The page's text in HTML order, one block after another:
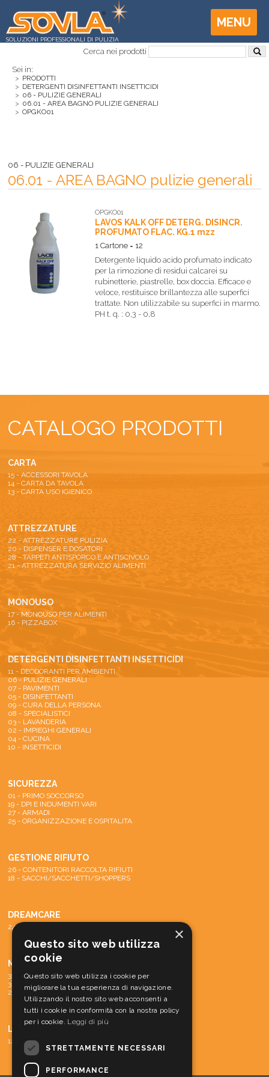
SOLUZIONI PROFESSIONALI DI PULIZIA
MENU
Cerca nei prodotti
Sei in:
> PRODOTTI
> DETERGENTI DISINFETTANTI INSETTICIDI
> 06 - PULIZIE GENERALI
> 06.01 - AREA BAGNO PULIZIE GENERALI
> OPGKO01
06 - PULIZIE GENERALI
06.01 - AREA BAGNO pulizie generali
OPGKO01
LAVOS KALK OFF DETERG. DISINCR.
PROFUMATO FLAC. KG.1 mzz
1 Cartone = 12
Detergente liquido acido profumato indicato
per la rimozione di residui calcarei su
rubinetterie, piastrelle, box doccia. Efficace e
veloce, restituisce brillantezza alle superfici
trattate. Non utilizzabile su superfici in marmo.
PH t. q. : 0,3 - 0,8
CATALOGO PRODOTTI
CARTA
15 - ACCESSORI TAVOLA
14 - CARTA DA TAVOLA
13 - CARTA USO IGIENICO
ATTREZZATURE
22 - ATTREZZATURE PULIZIA
20 - DISPENSER E DOSATORI
28 - TAPPETI ANTISPORCO E ANTISCIVOLO
21 - ATTREZZATURA SERVIZIO ALIMENTI
MONOUSO
17 - MONOUSO PER ALIMENTI
16 - PIZZABOX
DETERGENTI DISINFETTANTI INSETTICIDI
11 - DEODORANTI PER AMBIENTI
06 - PULIZIE GENERALI
07 - PAVIMENTI
05 - DISINFETTANTI
09 - CURA DELLA PERSONA
08 - SPECIALISTICI
03 - LAVANDERIA
02 - IMPIEGHI GENERALI
04 - CUCINA
10 - INSETTICIDI
SICUREZZA
01 - PRIMO SOCCORSO
19 - DPI E INDUMENTI VARI
27 - ARMADI
25 - ORGANIZZAZIONE E OSPITALITA
GESTIONE RIFIUTO
26 - CONTENITORI RACCOLTA RIFIUTI
18 - SACCHI/SACCHETTI/SHOPPERS
DREAMCARE
24 - SISTEMA DREAMCARE
MACCHINE
31 - PARTI DI RICAMBIO E ACCESSORI
30 - MATERIALE CONS. MACCH.
29 - MACCHINE
LINEA CORTESIA
12 - LINEA CORTESIA
×
Questo sito web utilizza
cookie
Questo sito web utilizza i cookie per
migliorare la tua esperienza di navigazione.
Utilizzando il nostro sito web acconsenti a
tutti i cookie in conformità con la nostra policy
per i cookie. Leggi di più
STRETTAMENTE NECESSARI
PERFORMANCE